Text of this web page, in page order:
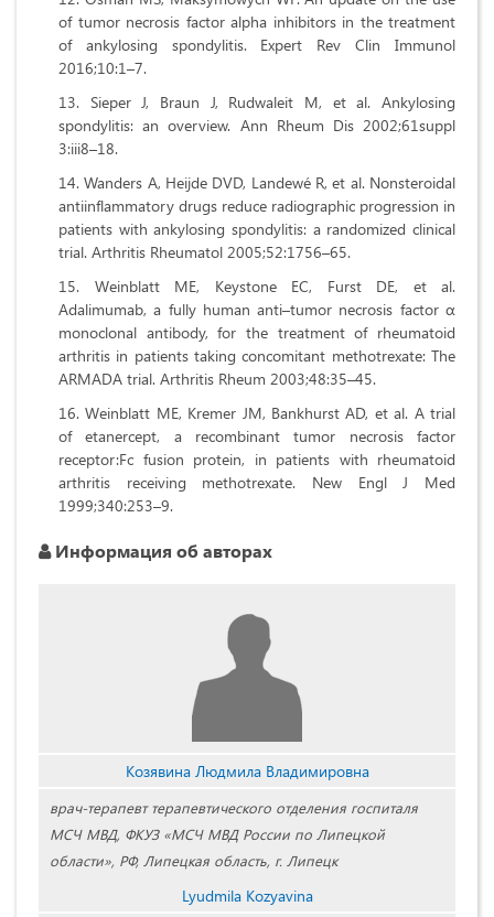
of tumor necrosis factor alpha inhibitors in the treatment
of ankylosing spondylitis. Expert Rev Clin Immunol
2016;10:1–7.
Sieper J, Braun J, Rudwaleit M, et al. Ankylosing
spondylitis: an overview. Ann Rheum Dis 2002;61suppl
3:iii8–18.
Wanders A, Heijde DVD, Landewé R, et al. Nonsteroidal
antiinflammatory drugs reduce radiographic progression in
patients with ankylosing spondylitis: a randomized clinical
trial. Arthritis Rheumatol 2005;52:1756–65.
Weinblatt ME, Keystone EC, Furst DE, et al.
Adalimumab, a fully human anti–tumor necrosis factor α
monoclonal antibody, for the treatment of rheumatoid
arthritis in patients taking concomitant methotrexate: The
ARMADA trial. Arthritis Rheum 2003;48:35–45.
Weinblatt ME, Kremer JM, Bankhurst AD, et al. A trial
of etanercept, a recombinant tumor necrosis factor
receptor:Fc fusion protein, in patients with rheumatoid
arthritis receiving methotrexate. New Engl J Med
1999;340:253–9.
Информация об авторах
Козявина Людмила Владимировна
врач-терапевт терапевтического отделения госпиталя
МСЧ МВД, ФКУЗ «МСЧ МВД России по Липецкой
области», РФ, Липецкая область, г. Липецк
Lyudmila Kozyavina